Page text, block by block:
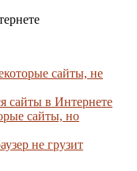
сайты, не
сайты в Интернете
сайты, но
не грузит